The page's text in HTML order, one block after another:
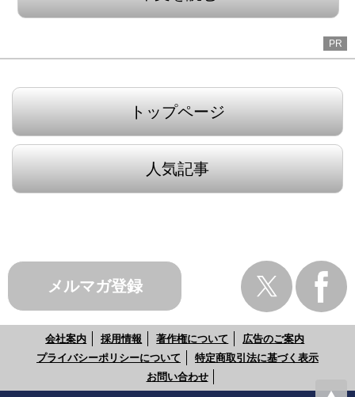
PR
トップページ
人気記事
メルマガ登録
会社案内 採用情報 著作権について
広告のご案内
プライバシーポリシーについて
特定商取引法に基づく表示
お問い合わせ